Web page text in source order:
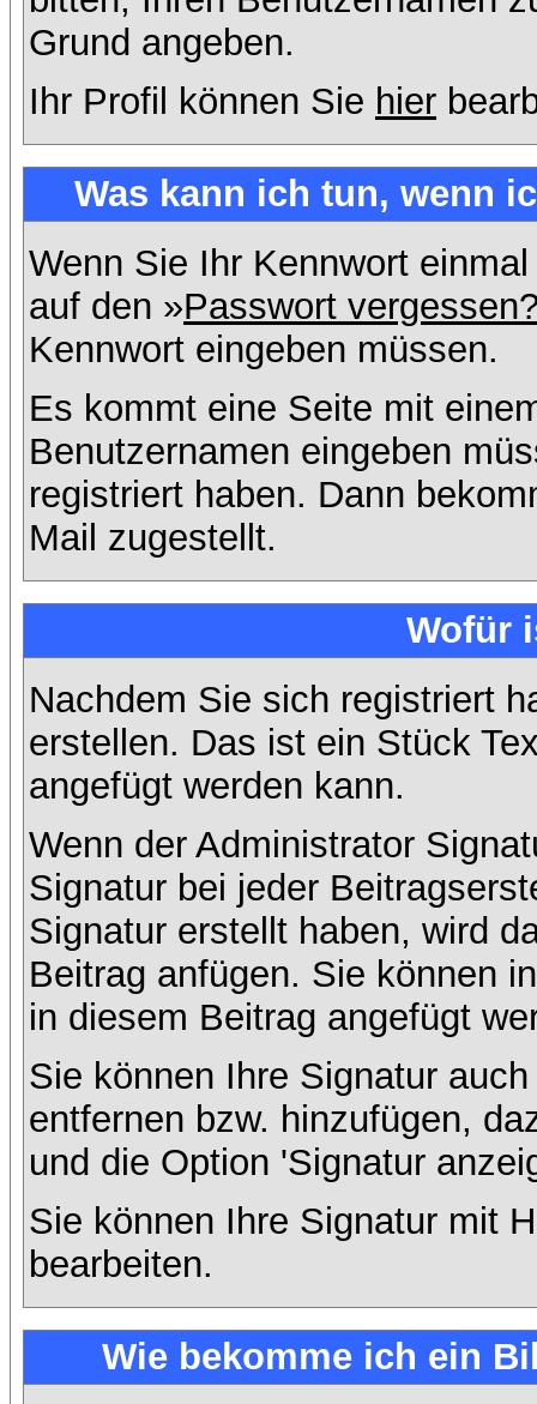
Grund angeben.
Ihr Profil können Sie hier
Was kann ich tun, wenn
Wenn Sie Ihr Kennwort
auf den »Passwort
Kennwort eingeben müssen.
Es kommt eine Seite mit
Benutzernamen eingeben
registriert haben. Dann
Mail zugestellt.
Wofür
Nachdem Sie sich registriert
erstellen. Das ist ein Stück
angefügt werden kann.
Wenn der Administrator
Signatur bei jeder
Signatur erstellt haben, wird
Beitrag anfügen. Sie können
in diesem Beitrag angefügt
Sie können Ihre Signatur
entfernen bzw. hinzufügen,
und die Option 'Signatur
Sie können Ihre Signatur mit
bearbeiten.
Wie bekomme ich ein